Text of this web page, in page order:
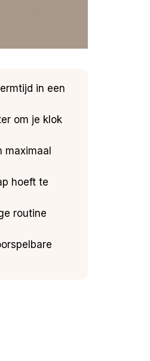
in een
om je klok
maximaal
hoeft te
routine